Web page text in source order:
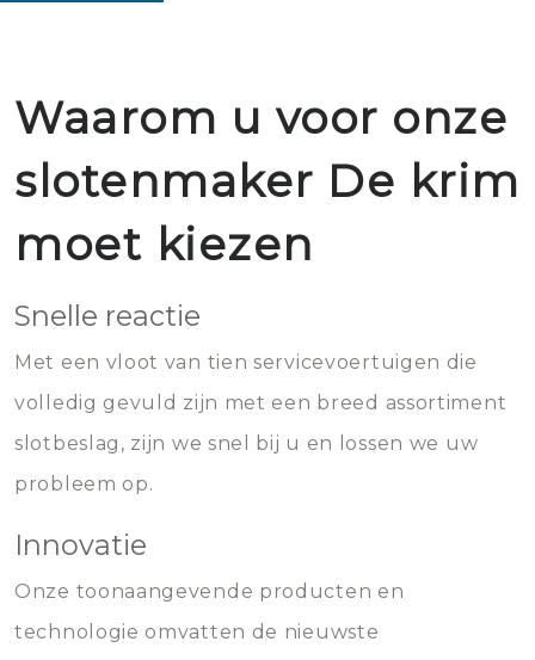
Waarom u voor onze
slotenmaker De krim
moet kiezen
Snelle reactie
Met een vloot van tien servicevoertuigen die
volledig gevuld zijn met een breed assortiment
slotbeslag, zijn we snel bij u en lossen we uw
probleem op.
Innovatie
Onze toonaangevende producten en
technologie omvatten de nieuwste